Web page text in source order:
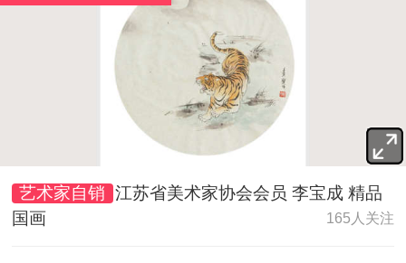
艺术家自销 江苏省美术家协会会员 李宝成 精品
国画
165人关注